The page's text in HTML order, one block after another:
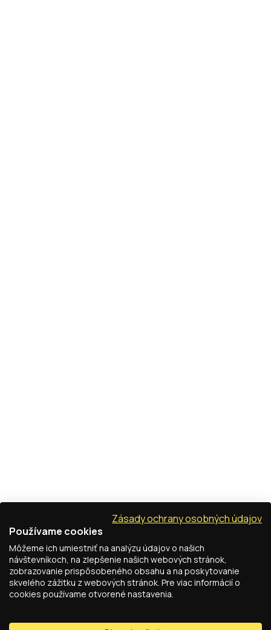
Zásady ochrany osobných údajov
Používame cookies
Môžeme ich umiestniť na analýzu údajov o našich
návštevníkoch, na zlepšenie našich webových stránok,
zobrazovanie prispôsobeného obsahu a na poskytovanie
skvelého zážitku z webových stránok. Pre viac informácií o
cookies používame otvorené nastavenia.